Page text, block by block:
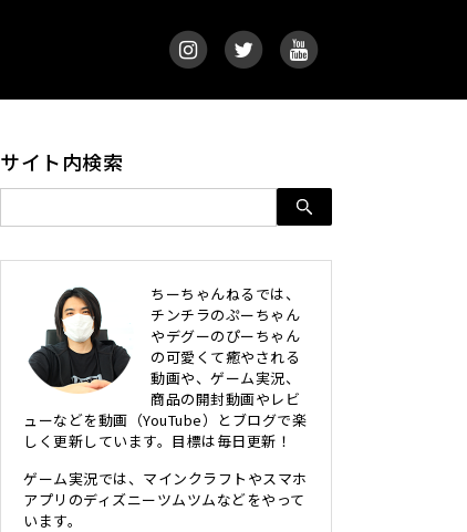
サイト内検索
ちーちゃんねるでは、
チンチラのぷーちゃん
やデグーのぴーちゃん
の可愛くて癒やされる
動画や、ゲーム実況、
商品の開封動画やレビ
ューなどを動画（YouTube）とブログで楽
しく更新しています。目標は毎日更新！
ゲーム実況では、マインクラフトやスマホ
アプリのディズニーツムツムなどをやって
います。